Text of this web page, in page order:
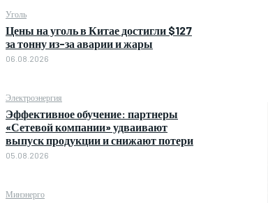
Уголь
Цены на уголь в Китае достигли $127
за тонну из-за аварии и жары
06.08.2026
Электроэнергия
Эффективное обучение: партнеры
«Сетевой компании» удваивают
выпуск продукции и снижают потери
05.08.2026
Минэнерго